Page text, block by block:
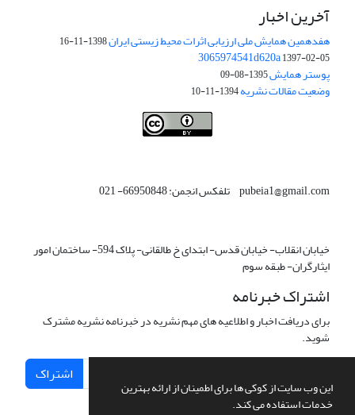
این وب سایت از کوکی ها برای اطمینان از ارائه بهترین
خدمات استفاده می کند.
آخرین اخبار
هفدهمین همایش ملی ارزیابی اثرات محیط زیستی ایران1398-11-16
3065974541d620a1397-02-05
پوستر همایش1395-08-09
وضعیت مقالات نشریه1394-11-10
pubeia1@gmail.com تلفکس انجمن: 66950848- 021
خیابان انقلاب- خیابان قدس- ابتدای خ طالقانی- پلاک 594- ساختمان امور
ایثارگران- طبقه سوم
اشتراک خبرنامه
برای دریافت اخبار و اطلاعیه های مهم نشریه در خبرنامه نشریه مشترک
شوید.
اشتراک